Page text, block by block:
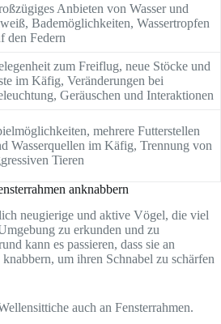
Anbieten von Wasser und
Bademöglichkeiten, Wassertropfen
den Federn
zum Freiflug, neue Stöcke und
im Käfig, Veränderungen bei
Geräuschen und Interaktionen
mehrere Futterstellen
Wasserquellen im Käfig, Trennung von
Tieren
anknabbern
neugierige und aktive Vögel, die viel
zu erkunden und zu
kann es passieren, dass sie an
um ihren Schnabel zu schärfen
auch an Fensterrahmen.